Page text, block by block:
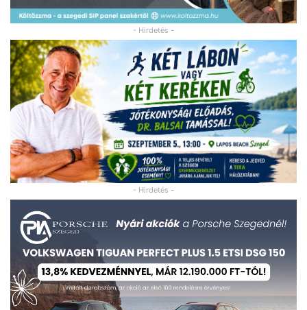
- Hirdetés -
- Hirdetés -